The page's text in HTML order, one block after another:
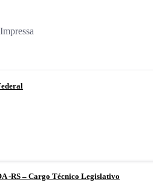
-RS – Cargo Técnico Legislativo